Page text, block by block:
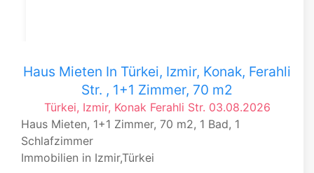
Haus Mieten In Türkei, Izmir, Konak, Ferahli
Str. , 1+1 Zimmer, 70 m2
Türkei, Izmir, Konak Ferahli Str. 03.08.2026
Haus Mieten, 1+1 Zimmer, 70 m2, 1 Bad, 1
Schlafzimmer
Immobilien in Izmir,Türkei